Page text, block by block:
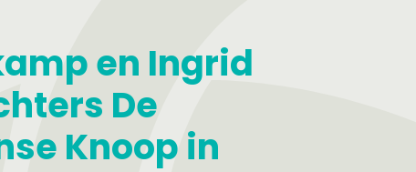
en Ingrid
De
Knoop in